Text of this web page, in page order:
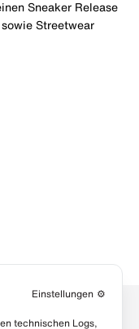
Sneaker Release
Streetwear
Einstellungen ⚙️
technischen Logs,